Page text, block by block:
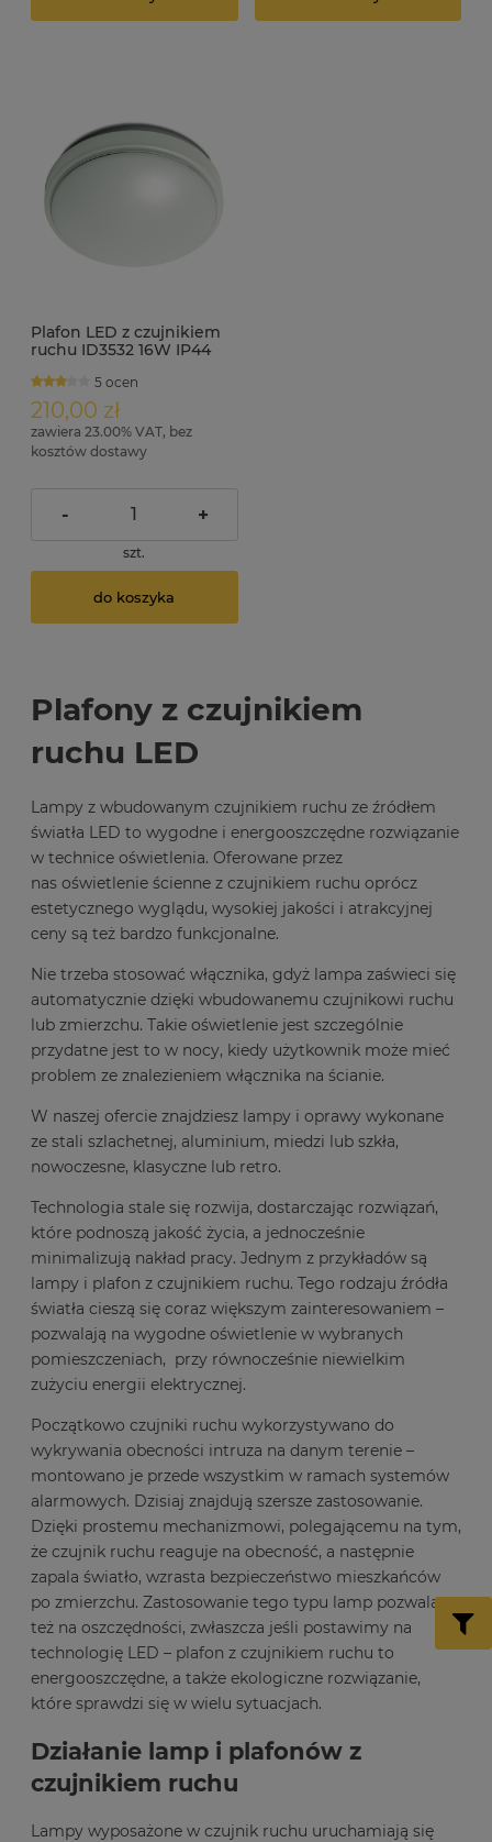
Plafon LED z czujnikiem
ruchu ID3532 16W IP44
5 ocen
210,00 zł
zawiera 23.00% VAT, bez
kosztów dostawy
- +
szt.
do koszyka
Plafony z czujnikiem
ruchu LED
Lampy z wbudowanym czujnikiem ruchu ze źródłem
światła LED to wygodne i energooszczędne rozwiązanie
w technice oświetlenia. Oferowane przez
nas oświetlenie ścienne z czujnikiem ruchu oprócz
estetycznego wyglądu, wysokiej jakości i atrakcyjnej
ceny są też bardzo funkcjonalne.
Nie trzeba stosować włącznika, gdyż lampa zaświeci się
automatycznie dzięki wbudowanemu czujnikowi ruchu
lub zmierzchu. Takie oświetlenie jest szczególnie
przydatne jest to w nocy, kiedy użytkownik może mieć
problem ze znalezieniem włącznika na ścianie.
W naszej ofercie znajdziesz lampy i oprawy wykonane
ze stali szlachetnej, aluminium, miedzi lub szkła,
nowoczesne, klasyczne lub retro.
Technologia stale się rozwija, dostarczając rozwiązań,
które podnoszą jakość życia, a jednocześnie
minimalizują nakład pracy. Jednym z przykładów są
lampy i plafon z czujnikiem ruchu. Tego rodzaju źródła
światła cieszą się coraz większym zainteresowaniem –
pozwalają na wygodne oświetlenie w wybranych
pomieszczeniach, przy równocześnie niewielkim
zużyciu energii elektrycznej.
Początkowo czujniki ruchu wykorzystywano do
wykrywania obecności intruza na danym terenie –
montowano je przede wszystkim w ramach systemów
alarmowych. Dzisiaj znajdują szersze zastosowanie.
Dzięki prostemu mechanizmowi, polegającemu na tym,
że czujnik ruchu reaguje na obecność, a następnie
zapala światło, wzrasta bezpieczeństwo mieszkańców
po zmierzchu. Zastosowanie tego typu lamp pozwala
też na oszczędności, zwłaszcza jeśli postawimy na
technologię LED – plafon z czujnikiem ruchu to
energooszczędne, a także ekologiczne rozwiązanie,
które sprawdzi się w wielu sytuacjach.
Działanie lamp i plafonów z
czujnikiem ruchu
Lampy wyposażone w czujnik ruchu uruchamiają się